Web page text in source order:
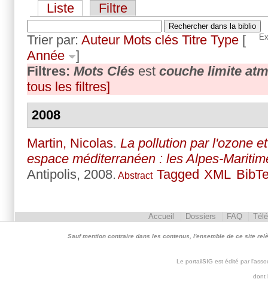
Liste Filtre
Trier par: Auteur Mots clés Titre Type [
Année
]
Filtres: Mots Clés est couche limite
tous les filtres]
2008
Martin, Nicolas. La pollution par l'ozone
espace méditerranéen : les Alpes-
Antipolis, 2008. Abstract Tagged XML
Accueil Dossiers FAQ
Sauf mention contraire dans les contenus, l'ensemble de ce site
Le portailSIG est édité par
dont